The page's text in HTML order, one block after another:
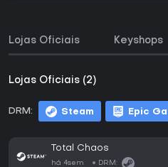
Lojas Oficiais Keyshops
Lojas Oficiais (2)
DRM: Steam Epic
Total Chaos
há 4sem DRM: